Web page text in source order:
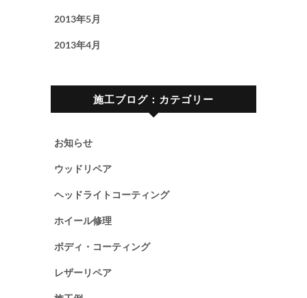
2013年5月
2013年4月
施工ブログ：カテゴリー
お知らせ
ウッドリペア
ヘッドライトコーティング
ホイール修理
ボディ・コーティング
レザーリペア